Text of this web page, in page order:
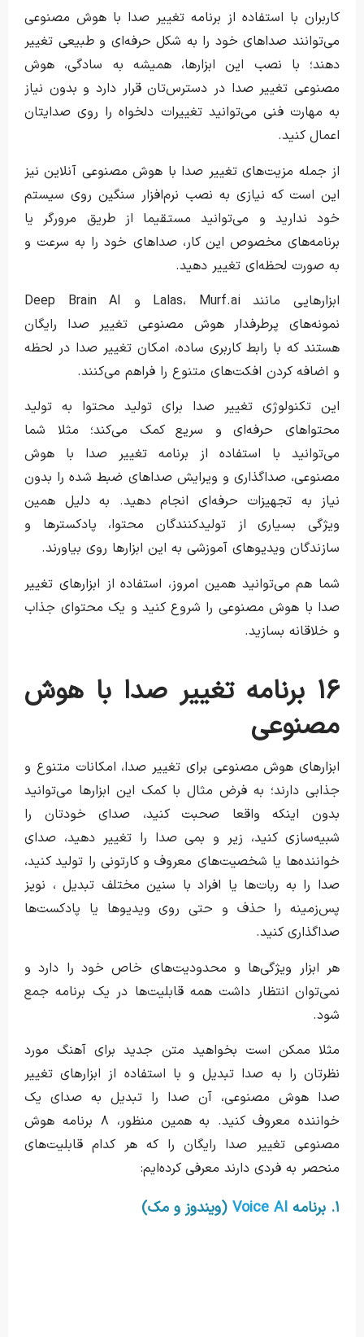
کاربران با استفاده از برنامه تغییر صدا با هوش مصنوعی
می‌توانند صداهای خود را به شکل حرفه‌ای و طبیعی تغییر
دهند؛ با نصب این ابزارها، همیشه به سادگی، هوش
مصنوعی تغییر صدا در دسترس‌تان قرار دارد و بدون نیاز
به مهارت فنی می‌توانید تغییرات دلخواه را روی صدایتان
اعمال کنید.
از جمله مزیت‌های تغییر صدا با هوش مصنوعی آنلاین نیز
این است که نیازی به نصب نرم‌افزار سنگین روی سیستم
خود ندارید و می‌توانید مستقیما از طریق مرورگر یا
برنامه‌های مخصوص این کار، صداهای خود را به سرعت و
به صورت لحظه‌ای تغییر دهید.
ابزارهایی مانند Lalas، Murf.ai و Deep Brain AI
نمونه‌های پرطرفدار هوش مصنوعی تغییر صدا رایگان
هستند که با رابط کاربری ساده، امکان تغییر صدا در لحظه
و اضافه کردن افکت‌های متنوع را فراهم می‌کنند.
این تکنولوژی تغییر صدا برای تولید محتوا به تولید
محتواهای حرفه‌ای و سریع کمک می‌کند؛ مثلا شما
می‌توانید با استفاده از برنامه تغییر صدا با هوش
مصنوعی، صداگذاری و ویرایش صداهای ضبط شده را بدون
نیاز به تجهیزات حرفه‌ای انجام دهید. به دلیل همین
ویژگی بسیاری از تولیدکنندگان محتوا، پادکسترها و
سازندگان ویدیوهای آموزشی به این ابزارها روی بیاورند.
شما هم می‌توانید همین امروز، استفاده از ابزارهای تغییر
صدا با هوش مصنوعی را شروع کنید و یک محتوای جذاب
و خلاقانه بسازید.
۱۶ برنامه تغییر صدا با هوش
مصنوعی
ابزارهای هوش مصنوعی برای تغییر صدا، امکانات متنوع و
جذابی دارند؛ به فرض مثال با کمک این ابزارها می‌توانید
بدون اینکه واقعا صحبت کنید، صدای خودتان را
شبیه‌سازی کنید، زیر و بمی صدا را تغییر دهید، صدای
خواننده‌ها یا شخصیت‌های معروف و کارتونی را تولید کنید،
صدا را به ربات‌ها یا افراد با سنین مختلف تبدیل ، نویز
پس‌زمینه را حذف و حتی روی ویدیوها یا پادکست‌ها
صداگذاری کنید.
هر ابزار ویژگی‌ها و محدودیت‌های خاص خود را دارد و
نمی‌توان انتظار داشت همه قابلیت‌ها در یک برنامه جمع
شود.
مثلا ممکن است بخواهید متن جدید برای آهنگ مورد
نظرتان را به صدا تبدیل و با استفاده از ابزارهای تغییر
صدا هوش مصنوعی، آن صدا را تبدیل به صدای یک
خواننده معروف کنید. به همین منظور، ۸ برنامه هوش
مصنوعی تغییر صدا رایگان را که هر کدام قابلیت‌های
منحصر به فردی دارند معرفی کرده‌ایم:
۱. برنامه Voice AI (ویندوز و مک)